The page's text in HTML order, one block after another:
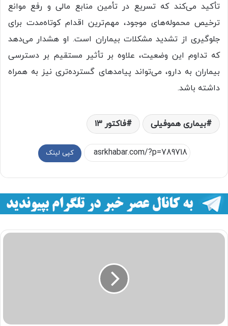
تأکید می‌کند که تسریع در تأمین منابع مالی و رفع موانع
ترخیص محموله‌های موجود، مهم‌ترین اقدام کوتاه‌مدت برای
جلوگیری از تشدید مشکلات بیماران است. او هشدار می‌دهد
که تداوم این وضعیت، علاوه بر تأثیر مستقیم بر دسترسی
بیماران به دارو، می‌تواند پیامدهای گسترده‌تری نیز به همراه
داشته باشد.
بیماری هموفیلی فاکتور ۱۳
کپی لینک